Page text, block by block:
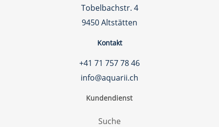
Tobelbachstr. 4
9450 Altstätten
Kontakt
+41 71 757 78 46
info@aquarii.ch
Kundendienst
Suche